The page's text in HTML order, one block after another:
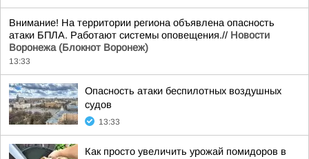
Внимание! На территории региона объявлена опасность
атаки БПЛА. Работают системы оповещения.// Новости
Воронежа (Блокнот Воронеж)
13:33
Опасность атаки беспилотных воздушных
судов
13:33
Как просто увеличить урожай помидоров в